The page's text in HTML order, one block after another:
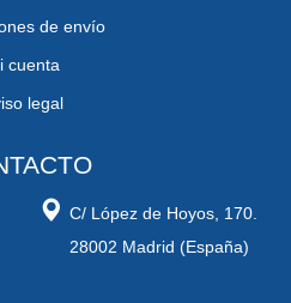
de envío
cuenta
legal
C/ López de Hoyos, 170.
28002 Madrid (España)